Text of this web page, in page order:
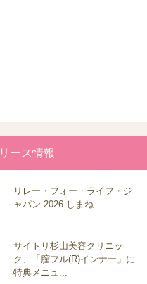
ース情報
リレー・フォー・ライフ・ジ
ャパン 2026 しまね
サイトリ杉山美容クリニッ
ク、「膣フル(R)インナー」に
特典メニュ...